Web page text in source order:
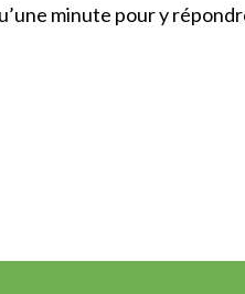
minute pour y